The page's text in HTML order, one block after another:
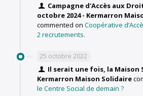
Campagne d'Accès aux
octobre 2024 - Kermarron
commented on Coopérative
2 recrutements.
25 octobre 2022
Il serait une fois, la Maison
Kermarron Maison Solidaire
le Centre Social de demain ?